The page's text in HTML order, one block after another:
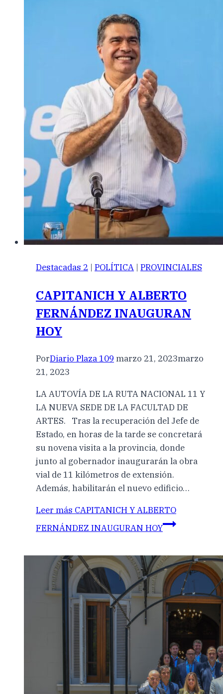
Destacadas 2 | POLÍTICA | PROVINCIALES
CAPITANICH Y ALBERTO
FERNÁNDEZ INAUGURAN
HOY
PorDiario Plaza 109 marzo 21, 2023marzo
21, 2023
LA AUTOVÍA DE LA RUTA NACIONAL 11 Y
LA NUEVA SEDE DE LA FACULTAD DE
ARTES. Tras la recuperación del Jefe de
Estado, en horas de la tarde se concretará
su novena visita a la provincia, donde
junto al gobernador inaugurarán la obra
vial de 11 kilómetros de extensión.
Además, habilitarán el nuevo edificio…
Leer más CAPITANICH Y ALBERTO
FERNÁNDEZ INAUGURAN HOY